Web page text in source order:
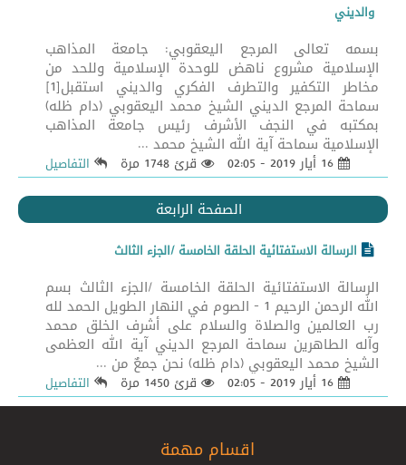
والديني
بسمه تعالى المرجع اليعقوبي: جامعة المذاهب
الإسلامية مشروع ناهض للوحدة الإسلامية وللحد من
مخاطر التكفير والتطرف الفكري والديني استقبل[1]
سماحة المرجع الديني الشيخ محمد اليعقوبي (دام ظله)
بمكتبه في النجف الأشرف رئيس جامعة المذاهب
الإسلامية سماحة آية الله الشيخ محمد ...
قرئ 1748 مرة التفاصيل
الصفحة الرابعة
الرسالة الاستفتائية الحلقة الخامسة /الجزء الثالث
الرسالة الاستفتائية الحلقة الخامسة /الجزء الثالث بسم
الله الرحمن الرحيم 1 - الصوم في النهار الطويل الحمد لله
رب العالمين والصلاة والسلام على أشرف الخلق محمد
وآله الطاهرين سماحة المرجع الديني آية الله العظمى
الشيخ محمد اليعقوبي (دام ظله) نحن جمعٌ من ...
قرئ 1450 مرة التفاصيل
اقسام مهمة